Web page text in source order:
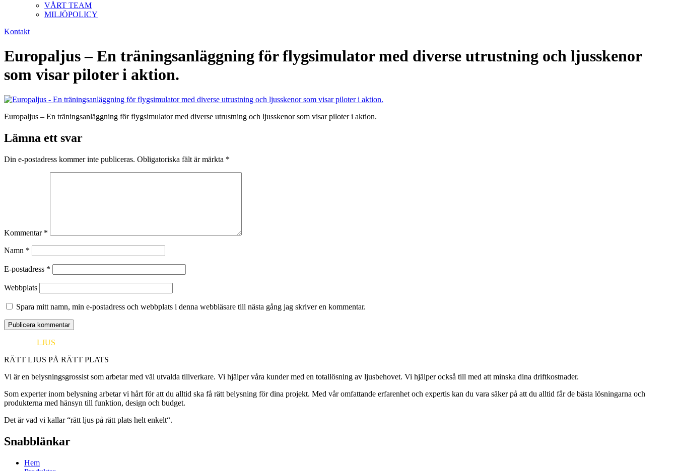
VÅRT TEAM
MILJÖPOLICY
Kontakt
Europaljus – En träningsanläggning för flygsimulator med diverse utrustning och ljusskenor
som visar piloter i aktion.
Europaljus – En träningsanläggning för flygsimulator med diverse utrustning och ljusskenor som visar piloter i aktion.
Lämna ett svar
Din e-postadress kommer inte publiceras. Obligatoriska fält är märkta *
Kommentar *
Namn *
E-postadress *
Webbplats
Spara mitt namn, min e-postadress och webbplats i denna webbläsare till nästa gång jag skriver en kommentar.
LJUS
RÄTT LJUS PÅ RÄTT PLATS
Vi är en belysningsgrossist som arbetar med väl utvalda tillverkare. Vi hjälper våra kunder med en totallösning av ljusbehovet. Vi hjälper också till med att minska dina driftkostnader.
Som experter inom belysning arbetar vi hårt för att du alltid ska få rätt belysning för dina projekt. Med vår omfattande erfarenhet och expertis kan du vara säker på att du alltid får de bästa lösningarna och
produkterna med hänsyn till funktion, design och budget.
Det är vad vi kallar “rätt ljus på rätt plats helt enkelt“.
Snabblänkar
Hem